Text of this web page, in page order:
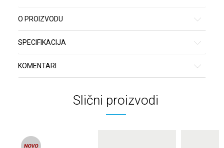
O PROIZVODU
SPECIFIKACIJA
KOMENTARI
Slični proizvodi